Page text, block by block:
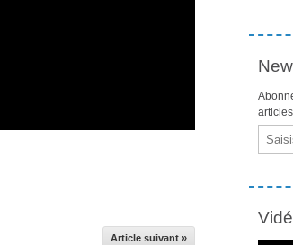
Article suivant »
Email